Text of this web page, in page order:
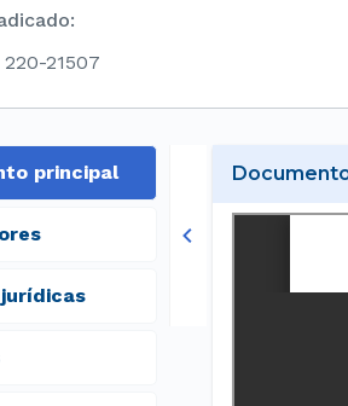
:
220-21507
principal
jurídicas